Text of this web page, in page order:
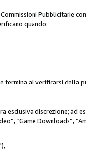
Pubblicitarie
quando:
termina al verificarsi della
discrezione; ad
“Game Downloads”,
"),